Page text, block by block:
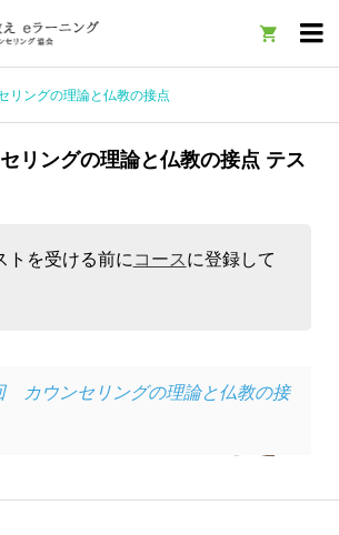

ングの理論と仏教の接点
リングの理論と仏教の接点 テス
トを受ける前に コース に登録して
カウンセリングの理論と仏教の接